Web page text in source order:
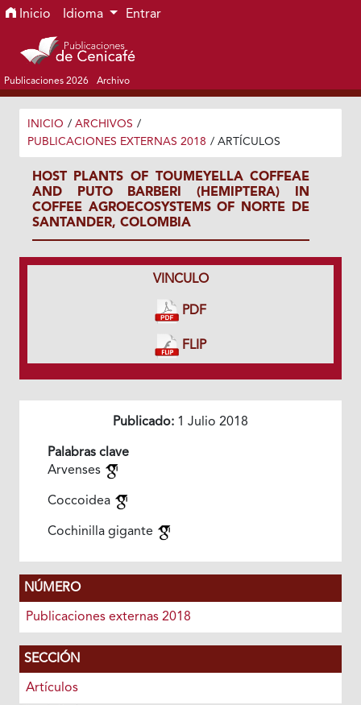
Ir al menú de navegación principal
Ir al contenido principal
Ir al pie de página del sitio
Inicio Idioma Entrar
Publicaciones 2026 Archivo
INICIO / ARCHIVOS /
PUBLICACIONES EXTERNAS 2018 / ARTÍCULOS
HOST PLANTS OF TOUMEYELLA COFFEAE
AND PUTO BARBERI (HEMIPTERA) IN
COFFEE AGROECOSYSTEMS OF NORTE DE
SANTANDER, COLOMBIA
VINCULO
PDF
FLIP
Publicado: 1 Julio 2018
Palabras clave
Arvenses
Coccoidea
Cochinilla gigante
NÚMERO
Publicaciones externas 2018
SECCIÓN
Artículos